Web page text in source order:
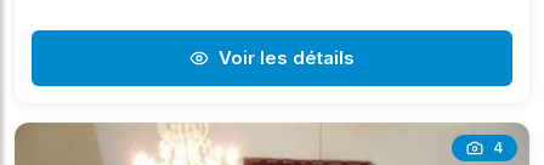
Voir les détails
4